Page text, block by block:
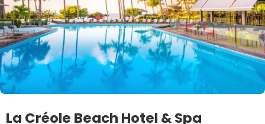
La Créole Beach Hotel & Spa